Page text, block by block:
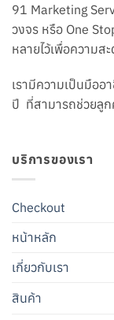
91 Marketing
วงจร หรือ One
หลายไว้เพื่อความส
เรามีความเป็นมือ
ปี ที่สามารถช่วยลูก
บริการของเรา
Checkout
หน้าหลัก
เกี่ยวกับเรา
สินค้า